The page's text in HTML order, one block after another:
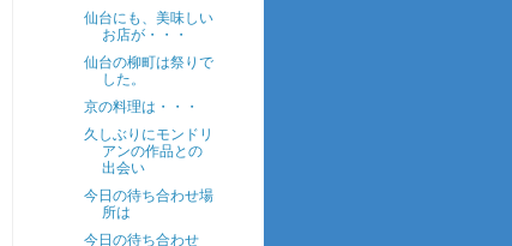
仙台にも、美味しい
お店が・・・
仙台の柳町は祭りで
した。
京の料理は・・・
久しぶりにモンドリ
アンの作品との
出会い
今日の待ち合わせ場
所は
今日の待ち合わせ